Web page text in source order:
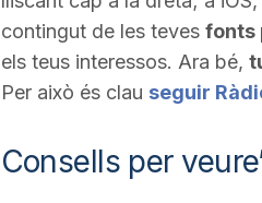
contingut de les teves fonts
els teus interessos. Ara bé,
Per això és clau seguir
Consells per